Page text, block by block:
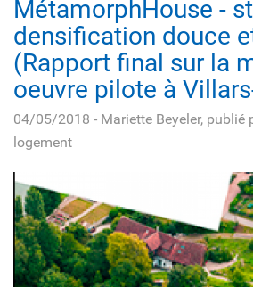
MétamorphHouse -
densification douce
(Rapport final sur la
oeuvre pilote à
04/05/2018 - Mariette Beyeler, publié
logement